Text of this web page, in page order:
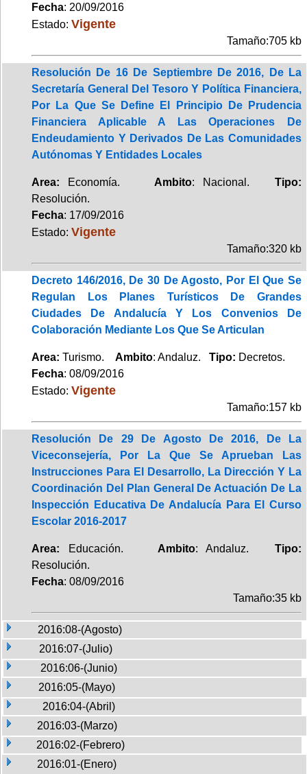
Fecha: 20/09/2016
Estado: Vigente
Tamaño:705 kb
Resolución De 16 De Septiembre De 2016, De La
Secretaría General Del Tesoro Y Política Financiera,
Por La Que Se Define El Principio De Prudencia
Financiera Aplicable A Las Operaciones De
Endeudamiento Y Derivados De Las Comunidades
Autónomas Y Entidades Locales
Area: Economía. Ambito: Nacional.Tipo:
Resolución.
Fecha: 17/09/2016
Estado: Vigente
Tamaño:320 kb
Decreto 146/2016, De 30 De Agosto, Por El Que Se
Regulan Los Planes Turísticos De Grandes
Ciudades De Andalucía Y Los Convenios De
Colaboración Mediante Los Que Se Articulan
Area: Turismo. Ambito: Andaluz. Tipo: Decretos.
Fecha: 08/09/2016
Estado: Vigente
Tamaño:157 kb
Resolución De 29 De Agosto De 2016, De La
Viceconsejería, Por La Que Se Aprueban Las
Instrucciones Para El Desarrollo, La Dirección Y La
Coordinación Del Plan General De Actuación De La
Inspección Educativa De Andalucía Para El Curso
Escolar 2016-2017
Area: Educación. Ambito: Andaluz.Tipo:
Resolución.
Fecha: 08/09/2016
Tamaño:35 kb
2016:08-(Agosto)
2016:07-(Julio)
2016:06-(Junio)
2016:05-(Mayo)
2016:04-(Abril)
2016:03-(Marzo)
2016:02-(Febrero)
2016:01-(Enero)